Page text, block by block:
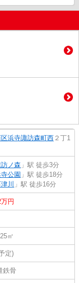
浜寺諏訪森町西 ２丁1
ノ森 」駅 徒歩3分
公園 」駅 徒歩18分
川 」駅 徒歩16分
円
㎡
定)
鉄骨